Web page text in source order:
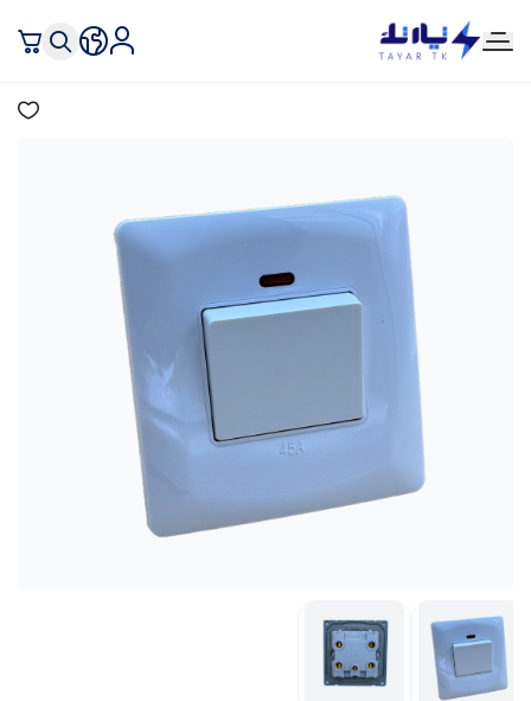
تيار تك إنارة وكهرباء